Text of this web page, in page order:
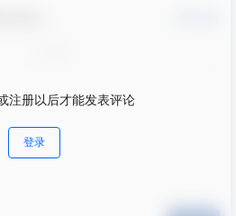
注册以后才能发表评论
登录